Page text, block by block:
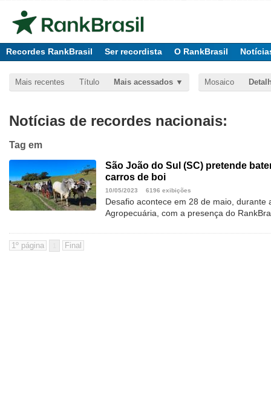
Recordes RankBrasil Ser recordista O RankBrasil
Mais recentes Título Mais acessados Mosaico
Notícias de recordes nacionais:
Tag em
São João do Sul (SC) pretende
carros de boi
10/05/2023 6196 exibições
Desafio acontece em 28 de maio, durante
Agropecuária, com a presença do